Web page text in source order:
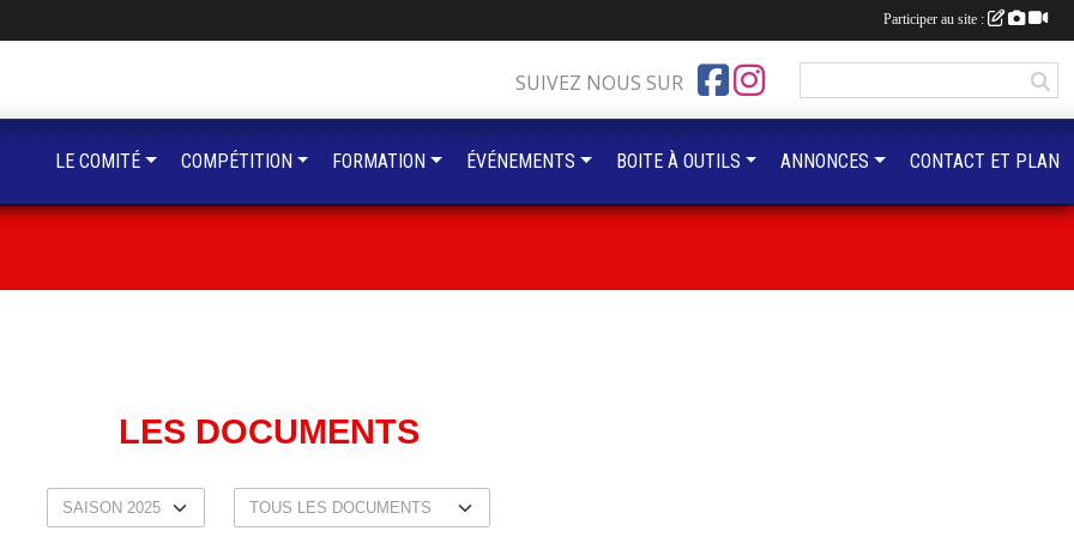
LES DOCUMENTS
SUIVEZ NOUS SUR
LE COMITÉ COMPÉTITION FORMATION ÉVÉNEMENTS BOITE À OUTILS ANNONCES CONTACT ET PLAN
Participer au site :